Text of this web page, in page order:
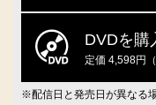
DVDを購
定価 4,598円（
※配信日と発売日が異なる